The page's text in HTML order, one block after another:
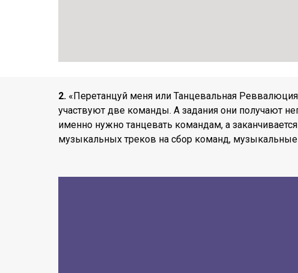
2. «Перетанцуй меня или Танцевальная
участвуют две команды. А задания они получают
именно нужно танцевать командам, а
музыкальных треков на сбор команд, музыкальные